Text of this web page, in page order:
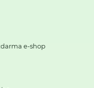
e-shop